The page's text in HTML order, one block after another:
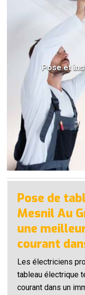
Pose et
Pose de
Mesnil Au
une
courant
Les électriciens
tableau électrique
courant dans un